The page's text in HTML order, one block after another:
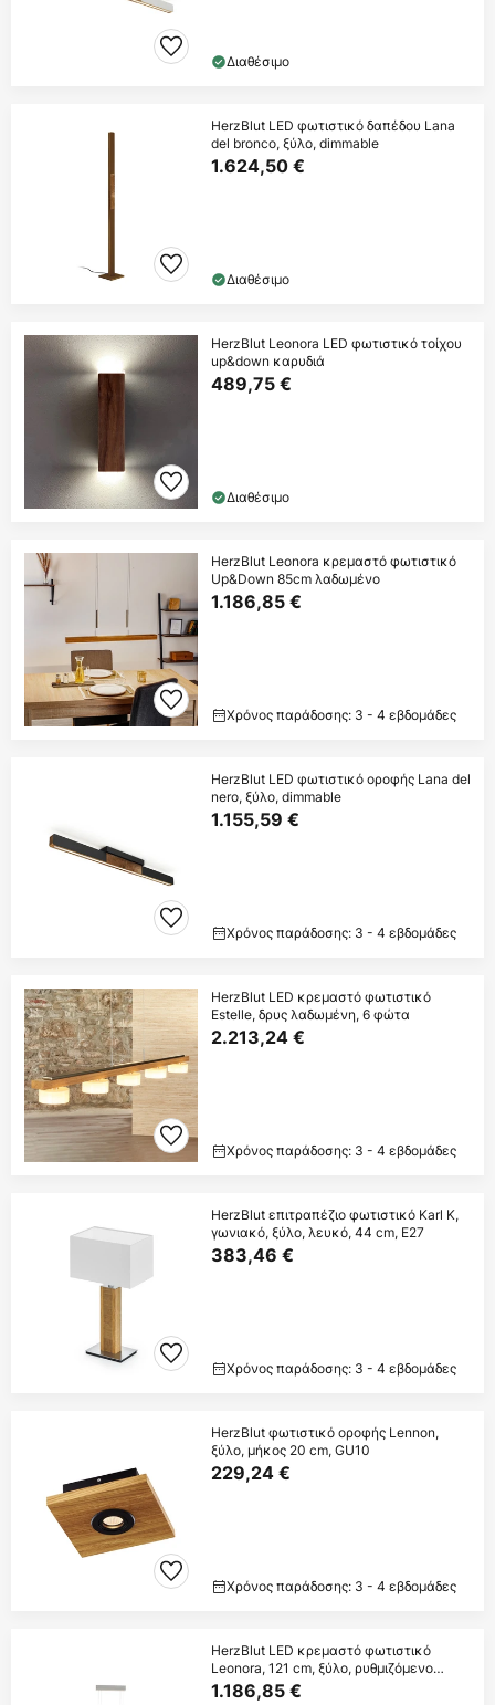
Διαθέσιμο
HerzBlut LED φωτιστικό δαπέδου Lana
del bronco, ξύλο, dimmable
1.624,50 €
Διαθέσιμο
HerzBlut Leonora LED φωτιστικό τοίχου
up&down καρυδιά
489,75 €
Διαθέσιμο
HerzBlut Leonora κρεμαστό φωτιστικό
Up&Down 85cm λαδωμένο
1.186,85 €
Χρόνος παράδοσης: 3 - 4 εβδομάδες
HerzBlut LED φωτιστικό οροφής Lana del
nero, ξύλο, dimmable
1.155,59 €
Χρόνος παράδοσης: 3 - 4 εβδομάδες
HerzBlut LED κρεμαστό φωτιστικό
Estelle, δρυς λαδωμένη, 6 φώτα
2.213,24 €
Χρόνος παράδοσης: 3 - 4 εβδομάδες
HerzBlut επιτραπέζιο φωτιστικό Karl K,
γωνιακό, ξύλο, λευκό, 44 cm, E27
383,46 €
Χρόνος παράδοσης: 3 - 4 εβδομάδες
HerzBlut φωτιστικό οροφής Lennon,
ξύλο, μήκος 20 cm, GU10
229,24 €
Χρόνος παράδοσης: 3 - 4 εβδομάδες
HerzBlut LED κρεμαστό φωτιστικό
Leonora, 121 cm, ξύλο, ρυθμιζόμενο
φωτισμό
1.186,85 €